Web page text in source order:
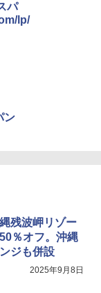
パ
lp/
ン
残波岬リゾー
％オフ。沖縄
ジも併設
2025年9月8日